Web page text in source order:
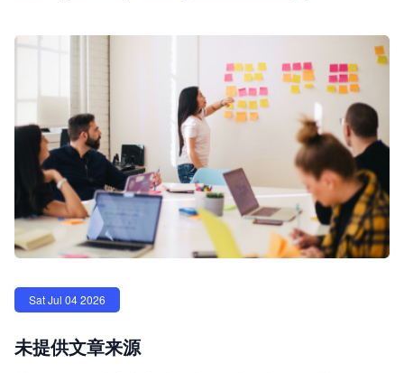
Sat Jul 04 2026
未提供文章来源